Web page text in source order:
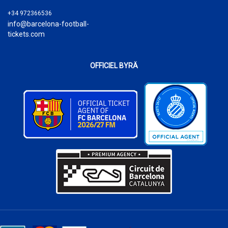
+34 972366536
info@barcelona-football-
tickets.com
OFFICIEL BYRÄ